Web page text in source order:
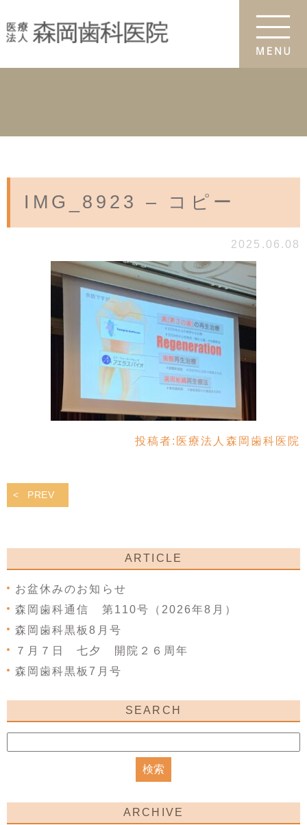
IMG_8923 – コピー
2025.06.08
投稿者: 医療法人森岡歯科医院
PREV
ARTICLE
お盆休みのお知らせ
森岡歯科通信 第110号（2026年8月）
森岡歯科黒板8月号
７月７日 七夕 開院２６周年
森岡歯科黒板7月号
SEARCH
ARCHIVE